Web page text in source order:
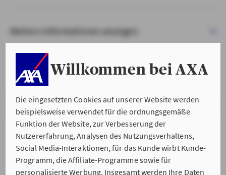
Willkommen bei AXA
Die eingesetzten Cookies auf unserer Website werden
beispielsweise verwendet für die ordnungsgemäße
Funktion der Website, zur Verbesserung der
Nutzererfahrung, Analysen des Nutzungsverhaltens,
Social Media-Interaktionen, für das Kunde wirbt Kunde-
Programm, die Affiliate-Programme sowie für
personalisierte Werbung. Insgesamt werden Ihre Daten
Weitere Informationen anzeigen
VERSTANDEN & WEITER